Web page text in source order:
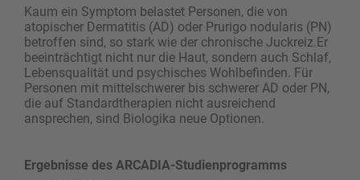
Kaum ein Symptom belastet Personen, die von
atopischer Dermatitis (AD) oder Prurigo nodularis (PN)
betroffen sind, so stark wie der chronische Juckreiz.Er
beeinträchtigt nicht nur die Haut, sondern auch Schlaf,
Lebensqualität und psychisches Wohlbefinden. Für
Personen mit mittelschwerer bis schwerer AD oder PN,
die auf Standardtherapien nicht ausreichend
ansprechen, sind Biologika neue Optionen.
Ergebnisse des ARCADIA-Studienprogramms